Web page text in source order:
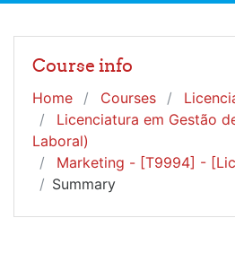
Course info
Home Courses
Licenciatura em Gestão
Laboral)
Marketing - [T9994] -
Summary